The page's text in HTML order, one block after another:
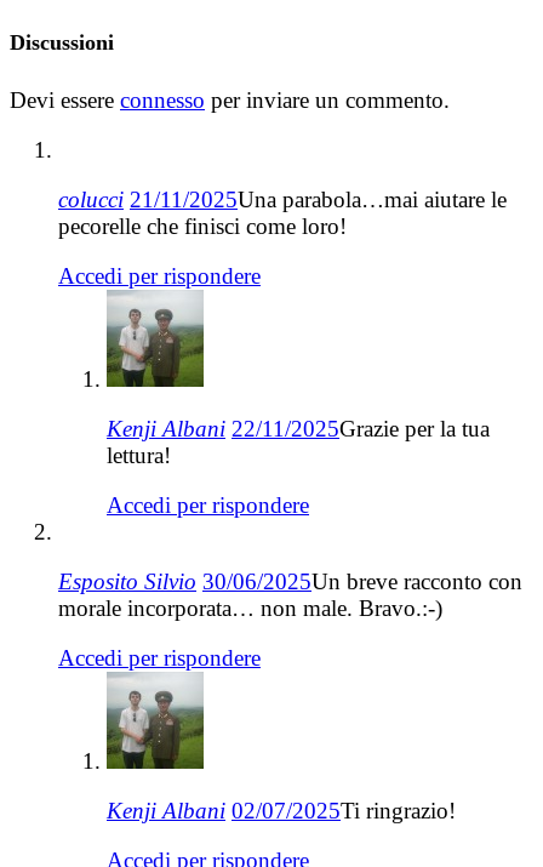
Discussioni
Devi essere connesso per inviare un commento.
colucci 21/11/2025Una parabola…mai aiutare le
pecorelle che finisci come loro!
Accedi per rispondere
Kenji Albani 22/11/2025Grazie per la tua
lettura!
Accedi per rispondere
Esposito Silvio 30/06/2025Un breve racconto con
morale incorporata… non male. Bravo.:-)
Accedi per rispondere
Kenji Albani 02/07/2025Ti ringrazio!
Accedi per rispondere